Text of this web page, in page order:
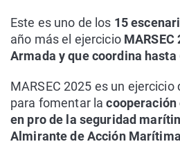
Este es uno de los 15
año más el ejercicio MARSEC
Armada y que coordina
MARSEC 2025 es un ejercicio
para fomentar la
en pro de la seguridad
Almirante de Acción